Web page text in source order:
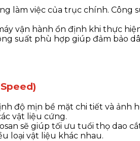
làm việc của trục chính. Công
vận hành ổn định khi thực
suất phù hợp giúp đảm bảo
độ mịn bề mặt chi tiết và ảnh
vật liệu cứng.
sẽ giúp tối ưu tuổi thọ dao
loại vật liệu khác nhau.